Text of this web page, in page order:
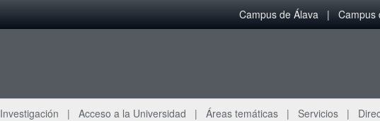
Campus de Álava Campus
Investigación Acceso a la Universidad Áreas temáticas Servicios